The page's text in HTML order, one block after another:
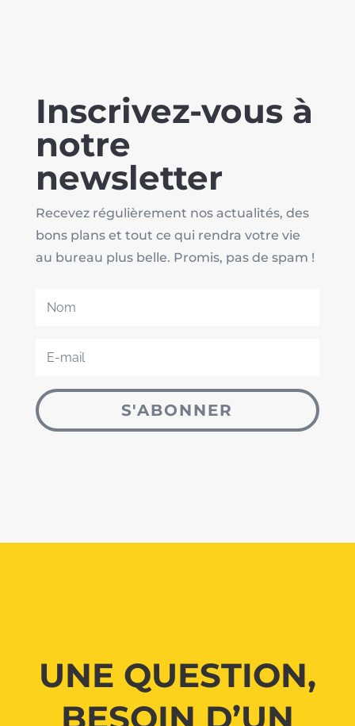
Inscrivez-vous à
notre
newsletter
Recevez régulièrement nos actualités, des
bons plans et tout ce qui rendra votre vie
au bureau plus belle. Promis, pas de spam !
S'ABONNER
UNE QUESTION,